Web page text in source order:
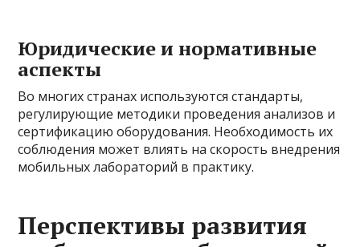
Юридические и нормативные
аспекты
Во многих странах используются стандарты,
регулирующие методики проведения анализов и
сертификацию оборудования. Необходимость их
соблюдения может влиять на скорость внедрения
мобильных лабораторий в практику.
Перспективы развития